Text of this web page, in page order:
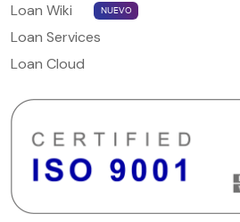
Loan Wiki
NUEVO
Loan Services
Loan Cloud